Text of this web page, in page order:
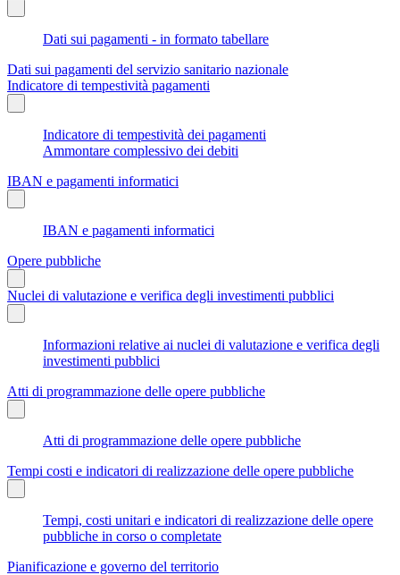
Dati sui pagamenti - in formato tabellare
Dati sui pagamenti del servizio sanitario nazionale
Indicatore di tempestività pagamenti
Indicatore di tempestività dei pagamenti
Ammontare complessivo dei debiti
IBAN e pagamenti informatici
IBAN e pagamenti informatici
Opere pubbliche
Nuclei di valutazione e verifica degli investimenti pubblici
Informazioni relative ai nuclei di valutazione e verifica degli
investimenti pubblici
Atti di programmazione delle opere pubbliche
Atti di programmazione delle opere pubbliche
Tempi costi e indicatori di realizzazione delle opere pubbliche
Tempi, costi unitari e indicatori di realizzazione delle opere
pubbliche in corso o completate
Pianificazione e governo del territorio